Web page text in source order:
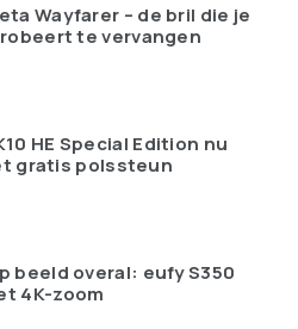
Wayfarer – de bril die je
te vervangen
HE Special Edition nu
gratis polssteun
beeld overal: eufy S350
4K-zoom